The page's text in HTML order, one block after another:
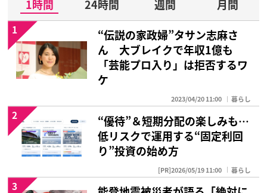
1時間 24時間 週間
月間
“伝説の家政婦”タサン志麻さ
ん 大ブレイクで年収1億も
「芸能プロ入り」は拒否するワ
ケ
2023/04/20 11:00 暮らし
1
“優待”＆短期分配の楽しみも…
低リスクで運用する“固定利回
り”投資の始め方
[PR]2026/05/19 11:00 暮らし
2
3